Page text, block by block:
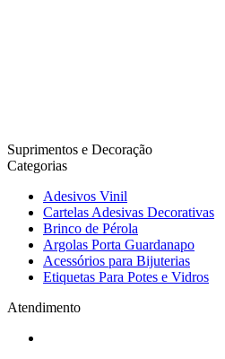
Suprimentos e Decoração
Categorias
Adesivos Vinil
Cartelas Adesivas Decorativas
Brinco de Pérola
Argolas Porta Guardanapo
Acessórios para Bijuterias
Etiquetas Para Potes e Vidros
Atendimento